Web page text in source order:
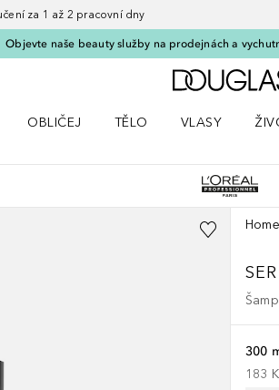
za 1 až 2 pracovní dny
Objevte naše beauty služby na prodejnách a
OBLIČEJ
TĚLO
VLASY
300
183